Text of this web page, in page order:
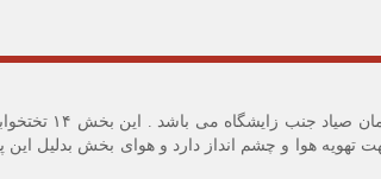
هوا و چشم انداز دارد و هوای بخش بدلیل این